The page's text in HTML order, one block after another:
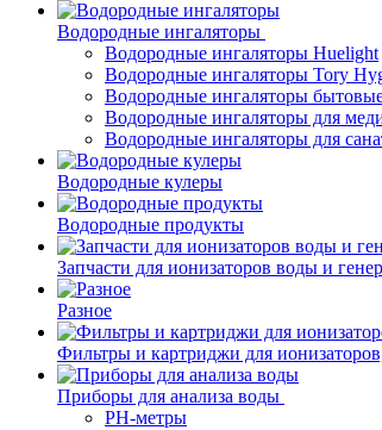
Водородные ингаляторы
Водородные ингаляторы Huelight
Водородные ингаляторы Tory
Водородные ингаляторы
Водородные ингаляторы для
Водородные ингаляторы для
Водородные кулеры
Водородные продукты
Запчасти для ионизаторов воды и
Разное
Фильтры и картриджи для
Приборы для анализа воды
PH-метры